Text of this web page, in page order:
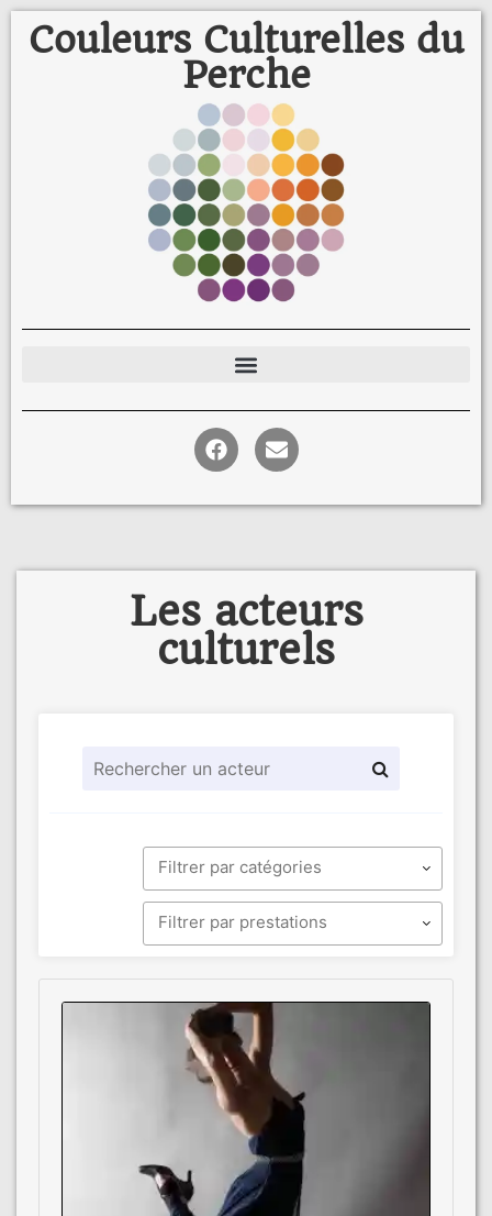
Couleurs Culturelles du
Perche
Les acteurs
culturels